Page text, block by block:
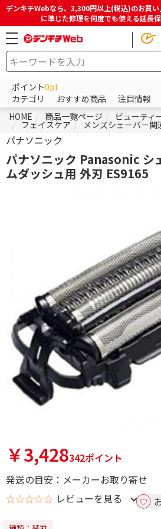
デンキチWebなら、3,300円以上(税込)のお買
に準じた修理を何度でも使える延長保
ポイント0pt
カテゴリ
おすすめ商品 注目情報
HOME
商品一覧ページ ビューティ
フェイスケア メンズシェーバー関
パナソニック
パナソニック Panasonic シ
ムダッシュ用 外刃 ES9165
￥3,428342ポイント
発送の目安：メーカーお取り寄せ
☆☆☆☆☆ レビューを見る